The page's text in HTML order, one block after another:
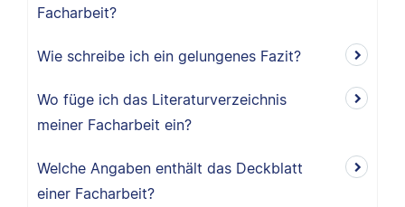
Facharbeit?
Wie schreibe ich ein gelungenes Fazit?
Wo füge ich das Literaturverzeichnis
meiner Facharbeit ein?
Welche Angaben enthält das Deckblatt
einer Facharbeit?